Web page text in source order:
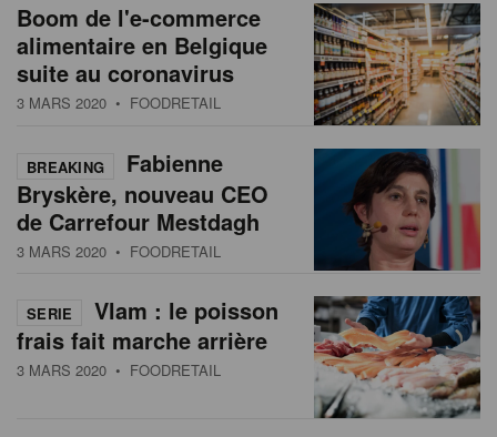
Boom de l'e-commerce
alimentaire en Belgique
suite au coronavirus
3 MARS 2020 • FOODRETAIL
BREAKING
Fabienne
Bryskère, nouveau CEO
de Carrefour Mestdagh
3 MARS 2020 • FOODRETAIL
SERIE
Vlam : le poisson
frais fait marche arrière
3 MARS 2020 • FOODRETAIL